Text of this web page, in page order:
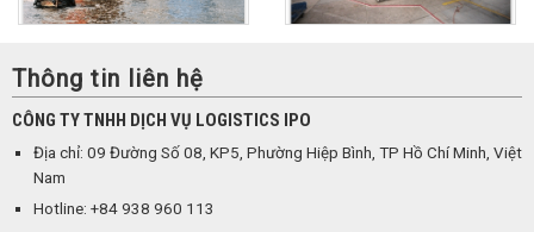
Thông tin liên hệ
CÔNG TY TNHH DỊCH VỤ LOGISTICS IPO
Địa chỉ: 09 Đường Số 08, KP5, Phường Hiệp Bình, TP Hồ Chí Minh, Việt
Nam
Hotline: +84 938 960 113